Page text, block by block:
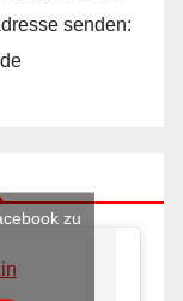
senden:
zu